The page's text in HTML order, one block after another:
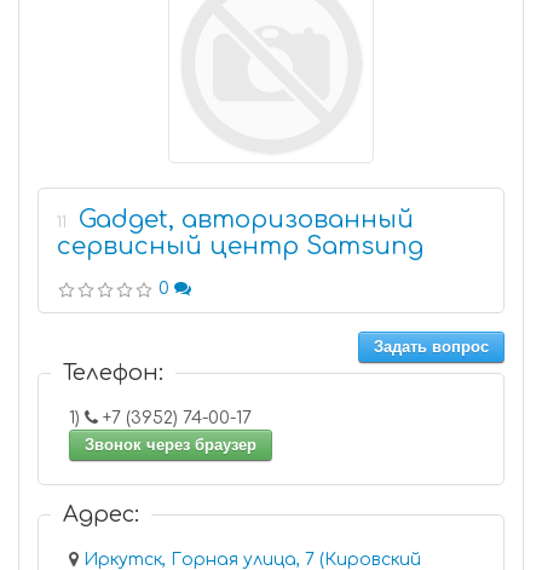
11
Gadget, авторизованный
сервисный центр Samsung
0
Задать вопрос
Телефон:
1)
+7 (3952) 74-00-17
Звонок через браузер
Адрес:
Иркутск, Горная улица, 7 (Кировский